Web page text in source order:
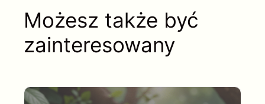
Możesz także być
zainteresowany